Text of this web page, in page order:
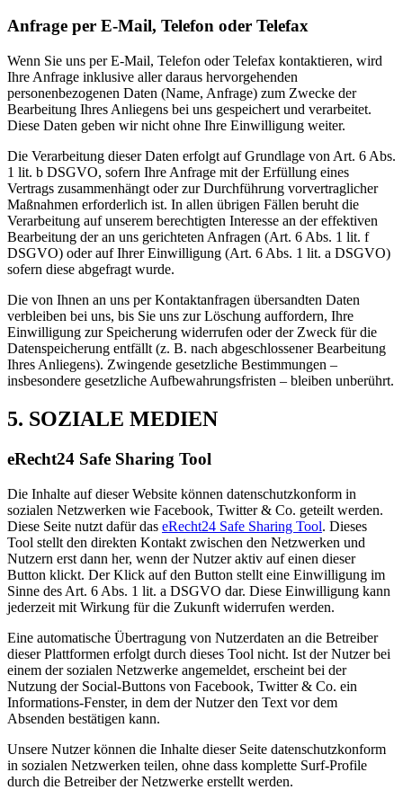
Anfrage per E-Mail, Telefon oder Telefax
Wenn Sie uns per E-Mail, Telefon oder Telefax kontaktieren, wird
Ihre Anfrage inklusive aller daraus hervorgehenden
personenbezogenen Daten (Name, Anfrage) zum Zwecke der
Bearbeitung Ihres Anliegens bei uns gespeichert und verarbeitet.
Diese Daten geben wir nicht ohne Ihre Einwilligung weiter.
Die Verarbeitung dieser Daten erfolgt auf Grundlage von Art. 6 Abs.
1 lit. b DSGVO, sofern Ihre Anfrage mit der Erfüllung eines
Vertrags zusammenhängt oder zur Durchführung vorvertraglicher
Maßnahmen erforderlich ist. In allen übrigen Fällen beruht die
Verarbeitung auf unserem berechtigten Interesse an der effektiven
Bearbeitung der an uns gerichteten Anfragen (Art. 6 Abs. 1 lit. f
DSGVO) oder auf Ihrer Einwilligung (Art. 6 Abs. 1 lit. a DSGVO)
sofern diese abgefragt wurde.
Die von Ihnen an uns per Kontaktanfragen übersandten Daten
verbleiben bei uns, bis Sie uns zur Löschung auffordern, Ihre
Einwilligung zur Speicherung widerrufen oder der Zweck für die
Datenspeicherung entfällt (z. B. nach abgeschlossener Bearbeitung
Ihres Anliegens). Zwingende gesetzliche Bestimmungen –
insbesondere gesetzliche Aufbewahrungsfristen – bleiben unberührt.
5. SOZIALE MEDIEN
eRecht24 Safe Sharing Tool
Die Inhalte auf dieser Website können datenschutzkonform in
sozialen Netzwerken wie Facebook, Twitter & Co. geteilt werden.
Diese Seite nutzt dafür das eRecht24 Safe Sharing Tool. Dieses
Tool stellt den direkten Kontakt zwischen den Netzwerken und
Nutzern erst dann her, wenn der Nutzer aktiv auf einen dieser
Button klickt. Der Klick auf den Button stellt eine Einwilligung im
Sinne des Art. 6 Abs. 1 lit. a DSGVO dar. Diese Einwilligung kann
jederzeit mit Wirkung für die Zukunft widerrufen werden.
Eine automatische Übertragung von Nutzerdaten an die Betreiber
dieser Plattformen erfolgt durch dieses Tool nicht. Ist der Nutzer bei
einem der sozialen Netzwerke angemeldet, erscheint bei der
Nutzung der Social-Buttons von Facebook, Twitter & Co. ein
Informations-Fenster, in dem der Nutzer den Text vor dem
Absenden bestätigen kann.
Unsere Nutzer können die Inhalte dieser Seite datenschutzkonform
in sozialen Netzwerken teilen, ohne dass komplette Surf-Profile
durch die Betreiber der Netzwerke erstellt werden.